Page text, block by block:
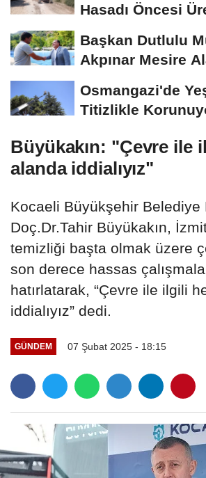
Hasadı Öncesi
Başkan Dutlulu
Akpınar Mesire
Osmangazi'de
Titizlikle
Büyükakın: "Çevre ile
alanda iddialıyız"
Kocaeli Büyükşehir Belediye
Doç.Dr.Tahir Büyükakın,
temizliği başta olmak üzere
son derece hassas
hatırlatarak, “Çevre ile ilgili
iddialıyız” dedi.
GÜNDEM 07 Şubat 2025 - 18:15